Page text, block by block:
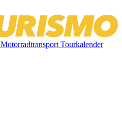
MotorradtransportTourkalender